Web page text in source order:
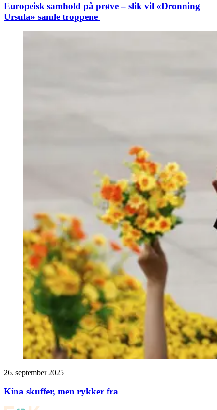
Europeisk samhold på prøve – slik vil «Dronning
Ursula» samle troppene
26. september 2025
Kina skuffer, men rykker fra